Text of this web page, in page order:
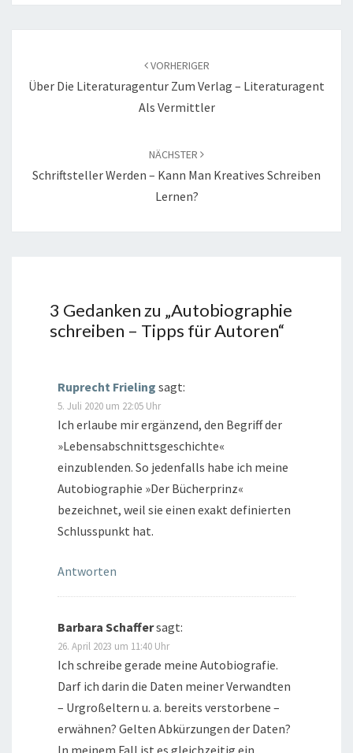
VORHERIGER
Über Die Literaturagentur Zum Verlag – Literaturagent
Als Vermittler
NÄCHSTER
Schriftsteller Werden – Kann Man Kreatives Schreiben
Lernen?
3 Gedanken zu „Autobiographie
schreiben – Tipps für Autoren“
Ruprecht Frieling sagt:
5. Juli 2020 um 22:05 Uhr
Ich erlaube mir ergänzend, den Begriff der
»Lebensabschnittsgeschichte«
einzublenden. So jedenfalls habe ich meine
Autobiographie »Der Bücherprinz«
bezeichnet, weil sie einen exakt definierten
Schlusspunkt hat.
Antworten
Barbara Schaffersagt:
26. April 2023 um 11:40 Uhr
Ich schreibe gerade meine Autobiografie.
Darf ich darin die Daten meiner Verwandten
– Urgroßeltern u. a. bereits verstorbene –
erwähnen? Gelten Abkürzungen der Daten?